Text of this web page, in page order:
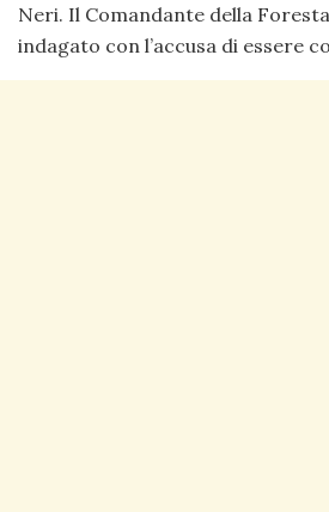
Neri. Il Comandante della
indagato con l’accusa di essere